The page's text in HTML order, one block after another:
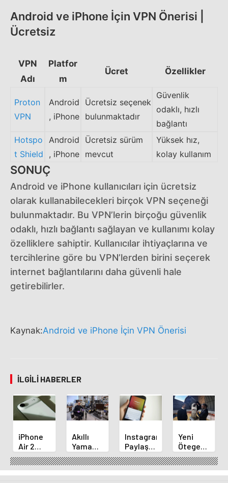
Android ve iPhone İçin VPN Önerisi |
Ücretsiz
VPN
Adı
Platfor
m
Ücret Özellikler
Proton
VPN
Android
, iPhone
Ücretsiz seçenek
bulunmaktadır
Güvenlik
odaklı, hızlı
bağlantı
Hotspo
t Shield
Android
, iPhone
Ücretsiz sürüm
mevcut
Yüksek hız,
kolay kullanım
SONUÇ
Android ve iPhone kullanıcıları için ücretsiz
olarak kullanabilecekleri birçok VPN seçeneği
bulunmaktadır. Bu VPN’lerin birçoğu güvenlik
odaklı, hızlı bağlantı sağlayan ve kullanımı kolay
özelliklere sahiptir. Kullanıcılar ihtiyaçlarına ve
tercihlerine göre bu VPN’lerden birini seçerek
internet bağlantılarını daha güvenli hale
getirebilirler.
Kaynak:Android ve iPhone İçin VPN Önerisi
İLGILI HABERLER
iPhone
Air 2
Tanıtımı
Yaklaşıyor:
5
Akıllı
Yama
Çevresel
Tehlikeleri
Titreşimle
Instagram,
Paylaşımlarda
Müzik
Değiştirme
Özelliğini
Yeni
Ötegezegen
Keşfi:
Türk
Bilim